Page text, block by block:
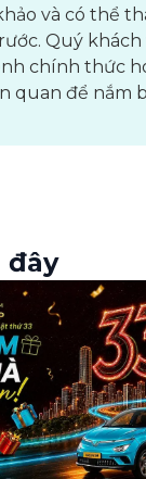
và có thể
Quý
chính thức
quan để nắm
đây